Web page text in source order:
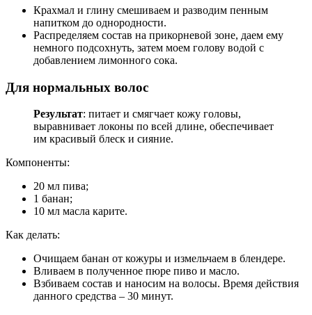
Крахмал и глину смешиваем и разводим пенным
напитком до однородности.
Распределяем состав на прикорневой зоне, даем ему
немного подсохнуть, затем моем голову водой с
добавлением лимонного сока.
Для нормальных волос
Результат: питает и смягчает кожу головы,
выравнивает локоны по всей длине, обеспечивает
им красивый блеск и сияние.
Компоненты:
20 мл пива;
1 банан;
10 мл масла карите.
Как делать:
Очищаем банан от кожуры и измельчаем в блендере.
Вливаем в полученное пюре пиво и масло.
Взбиваем состав и наносим на волосы. Время действия
данного средства – 30 минут.